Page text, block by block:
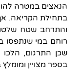
הנאצים במטרה
בתחילת הקריאה.
והתרחב שטח
רוחם במי שנתפסו
שכן התרגום, הלכו
בספר מצויין ומומלץ